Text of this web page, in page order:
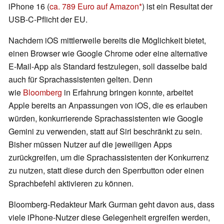
iPhone 16 (ca. 789 Euro auf Amazon ) ist ein Resultat der
USB-C-Pflicht der EU.
Nachdem iOS mittlerweile bereits die Möglichkeit bietet,
einen Browser wie Google Chrome oder eine alternative
E-Mail-App als Standard festzulegen, soll dasselbe bald
auch für Sprachassistenten gelten. Denn
wie Bloomberg in Erfahrung bringen konnte, arbeitet
Apple bereits an Anpassungen von iOS, die es erlauben
würden, konkurrierende Sprachassistenten wie Google
Gemini zu verwenden, statt auf Siri beschränkt zu sein.
Bisher müssen Nutzer auf die jeweiligen Apps
zurückgreifen, um die Sprachassistenten der Konkurrenz
zu nutzen, statt diese durch den Sperrbutton oder einen
Sprachbefehl aktivieren zu können.
Bloomberg-Redakteur Mark Gurman geht davon aus, dass
viele iPhone-Nutzer diese Gelegenheit ergreifen werden,